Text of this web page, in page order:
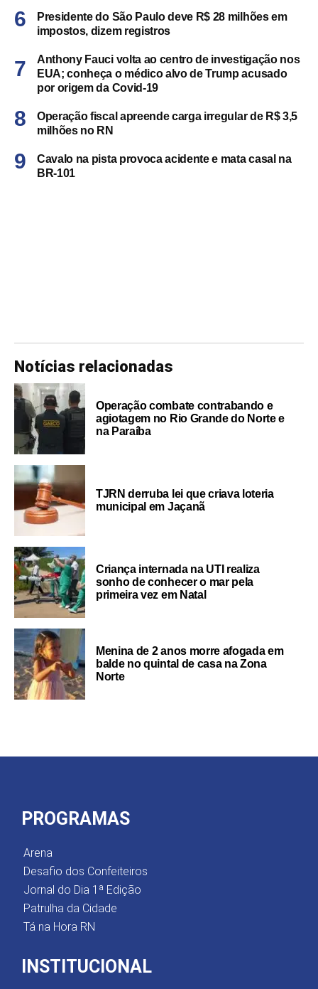
Presidente do São Paulo deve R$ 28 milhões em
impostos, dizem registros
Anthony Fauci volta ao centro de investigação nos
EUA; conheça o médico alvo de Trump acusado
por origem da Covid-19
Operação fiscal apreende carga irregular de R$ 3,5
milhões no RN
Cavalo na pista provoca acidente e mata casal na
BR-101
Notícias relacionadas
Operação combate contrabando e
agiotagem no Rio Grande do Norte e
na Paraíba
TJRN derruba lei que criava loteria
municipal em Jaçanã
Criança internada na UTI realiza
sonho de conhecer o mar pela
primeira vez em Natal
Menina de 2 anos morre afogada em
balde no quintal de casa na Zona
Norte
PROGRAMAS
Arena
Desafio dos Confeiteiros
Jornal do Dia 1ª Edição
Patrulha da Cidade
Tá na Hora RN
INSTITUCIONAL